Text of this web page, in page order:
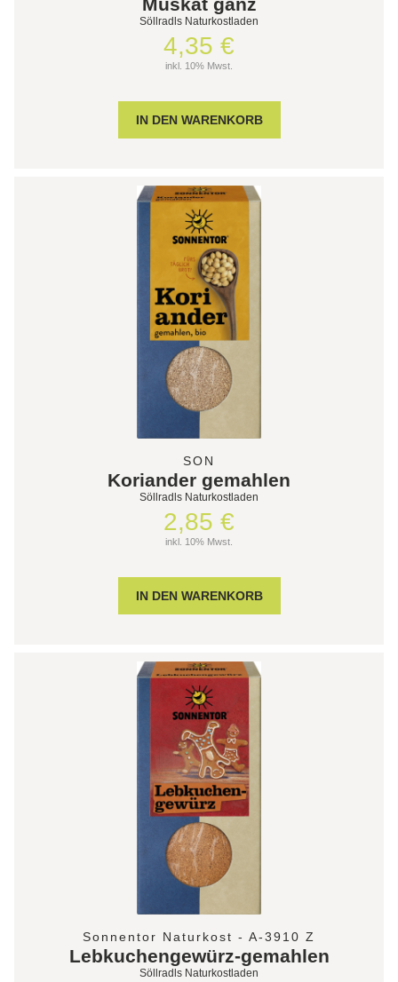
Söllradls Naturkostladen
4,35 €
inkl. 10% Mwst.
SON
Koriander gemahlen
Söllradls Naturkostladen
2,85 €
inkl. 10% Mwst.
Sonnentor Naturkost - A-3910 Z
Lebkuchengewürz-gemahlen
Söllradls Naturkostladen